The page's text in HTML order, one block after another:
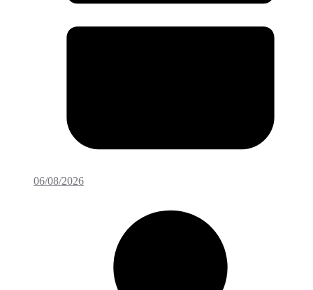
06/08/2026